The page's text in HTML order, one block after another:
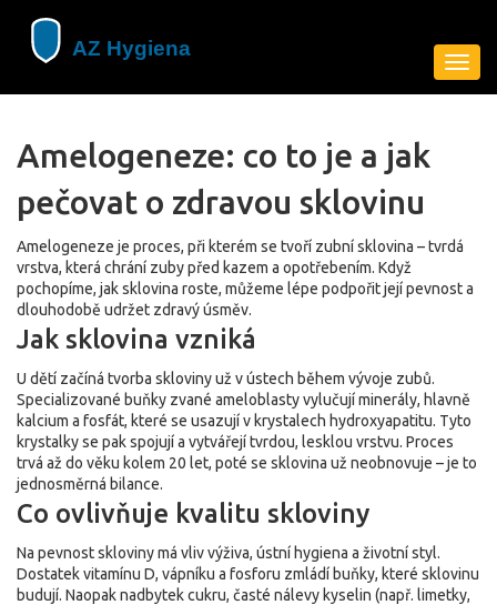
Amelogeneze: co to je a jak
pečovat o zdravou sklovinu
Amelogeneze je proces, při kterém se tvoří zubní sklovina – tvrdá
vrstva, která chrání zuby před kazem a opotřebením. Když
pochopíme, jak sklovina roste, můžeme lépe podpořit její pevnost a
dlouhodobě udržet zdravý úsměv.
Jak sklovina vzniká
U dětí začíná tvorba skloviny už v ústech během vývoje zubů.
Specializované buňky zvané ameloblasty vylučují minerály, hlavně
kalcium a fosfát, které se usazují v krystalech hydroxyapatitu. Tyto
krystalky se pak spojují a vytvářejí tvrdou, lesklou vrstvu. Proces
trvá až do věku kolem 20 let, poté se sklovina už neobnovuje – je to
jednosměrná bilance.
Co ovlivňuje kvalitu skloviny
Na pevnost skloviny má vliv výživa, ústní hygiena a životní styl.
Dostatek vitamínu D, vápníku a fosforu zmládí buňky, které sklovinu
budují. Naopak nadbytek cukru, časté nálevy kyselin (např. limetky,